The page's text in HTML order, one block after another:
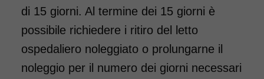
di 15 giorni. Al termine dei 15 giorni è
possibile richiedere i ritiro del letto
ospedaliero noleggiato o prolungarne il
noleggio per il numero dei giorni necessari